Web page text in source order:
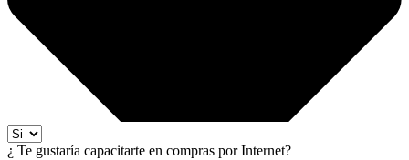
¿ Te gustaría capacitarte en compras por Internet?